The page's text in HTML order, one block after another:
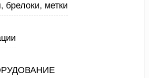
метки